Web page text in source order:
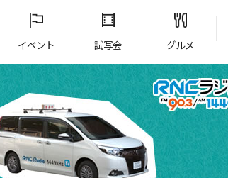
イベント 試写会 グルメ